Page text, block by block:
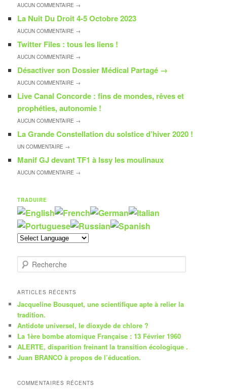
AUCUNCOMMENTAIRE →
La Nuit Du Droit 4-5 Octobre 2023
AUCUNCOMMENTAIRE →
Twitter Files : tous les liens !
AUCUNCOMMENTAIRE →
Désactiver son Dossier Médical Partagé →
AUCUNCOMMENTAIRE →
Live Canal Concorde : fins de mondes, rêves et
prophéties, autonomie !
AUCUNCOMMENTAIRE →
La Grande Constellation du solstice d’hiver 2020 !
UNCOMMENTAIRE →
Manif GJ devant TF1 à Issy les moulinaux
AUCUNCOMMENTAIRE →
TRADUIRE
e
h
r
c
h
e
ARTICLES RÉCENTS
Jacqueline Bousquet, une scientifique apte à relier la
tradition.
Antidote universel, le dioxyde de chlore ?
La 1ère bombe atomique Française : 13 Février 1960
ALERTE, disparition freinant la transition écologique .
Juan BRANCO à propos de l’éducation.
COMMENTAIRES RÉCENTS